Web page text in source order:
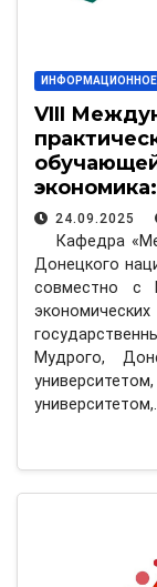
VIII
24.09.2025
Кафедра
Донецкого
совместно с
Мудрого,